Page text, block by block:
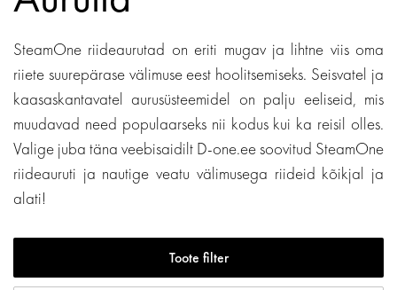
SteamOne riideaurutad on eriti mugav ja lihtne viis oma
riiete suurepärase välimuse eest hoolitsemiseks. Seisvatel ja
kaasaskantavatel aurusüsteemidel on palju eeliseid, mis
muudavad need populaarseks nii kodus kui ka reisil olles.
Valige juba täna veebisaidilt D-one.ee soovitud SteamOne
riideauruti ja nautige veatu välimusega riideid kõikjal ja
alati!
Toote filter